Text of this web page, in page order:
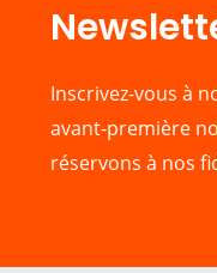
Inscrivez-vous à
avant-première
réservons à nos